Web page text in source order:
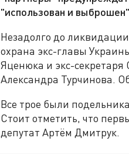
"использован и
Незадолго до
охрана экс-главы
Яценюка и экс-
Александра Турчинова.
Все трое были
Стоит отметить, что
депутат Артём Дмитрук.